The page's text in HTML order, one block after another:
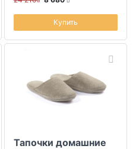
Купить
Тапочки домашние